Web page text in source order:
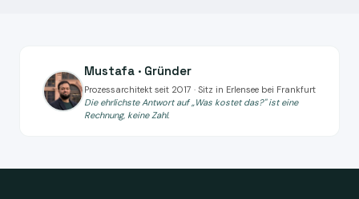
Mustafa · Gründer
Prozessarchitekt seit 2017 · Sitz in Erlensee bei Frankfurt
Die ehrlichste Antwort auf „Was kostet das?" ist eine
Rechnung, keine Zahl.